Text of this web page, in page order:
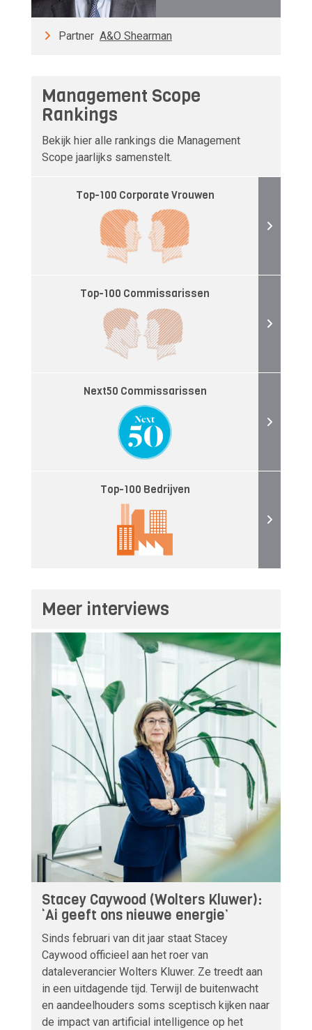
Partner A&O Shearman
Management Scope
Rankings
Bekijk hier alle rankings die Management
Scope jaarlijks samenstelt.
Top-100 Corporate Vrouwen
Top-100 Commissarissen
Next50 Commissarissen
Top-100 Bedrijven
Meer interviews
Stacey Caywood (Wolters Kluwer):
‘Ai geeft ons nieuwe energie’
Sinds februari van dit jaar staat Stacey
Caywood officieel aan het roer van
dataleverancier Wolters Kluwer. Ze treedt aan
in een uitdagende tijd. Terwijl de buitenwacht
en aandeelhouders soms sceptisch kijken naar
de impact van artificial intelligence op het